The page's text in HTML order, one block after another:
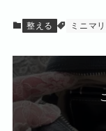
整える ミニマ